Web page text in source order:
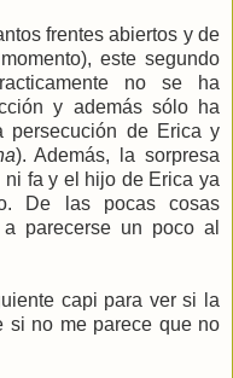
frentes abiertos y de
este segundo
no se ha
y además sólo ha
persecución de Erica y
). Además, la sorpresa
fa y el hijo de Erica ya
De las pocas cosas
parecerse un poco al
capi para ver si la
si no me parece que no